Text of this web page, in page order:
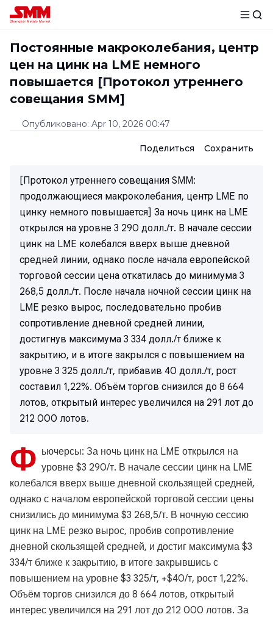
Постоянные макроколебания, центр
цен на цинк на LME немного
повышается [Протокол утреннего
совещания SMM]
Опубликовано: Apr 10, 2026 00:47
Поделиться Сохранить
[Протокол утреннего совещания SMM:
продолжающиеся макроколебания, центр LME по
цинку немного повышается] За ночь цинк на LME
открылся на уровне 3 290 долл./т. В начале сессии
цинк на LME колебался вверх выше дневной
средней линии, однако после начала европейской
торговой сессии цена откатилась до минимума 3
268,5 долл./т. После начала ночной сессии цинк на
LME резко вырос, последовательно пробив
сопротивление дневной средней линии,
достигнув максимума 3 334 долл./т ближе к
закрытию, и в итоге закрылся с повышением на
уровне 3 325 долл./т, прибавив 40 долл./т, рост
составил 1,22%. Объём торгов снизился до 8 664
лотов, открытый интерес увеличился на 291 лот до
212 000 лотов.
Ф ьючерсы: За ночь цинк на LME открылся на
уровне $3 290/т. В начале сессии цинк на LME
колебался вверх выше дневной скользящей средней,
однако с началом европейской торговой сессии цены
снизились до минимума $3 268,5/т. В ночную сессию
цинк на LME резко вырос, пробив сопротивление
дневной скользящей средней, и достиг максимума $3
334/т ближе к закрытию, в итоге закрывшись с
повышением на уровне $3 325/т, +$40/т, рост 1,22%.
Объём торгов снизился до 8 664 лотов, открытый
интерес увеличился на 291 лот до 212 000 лотов. За